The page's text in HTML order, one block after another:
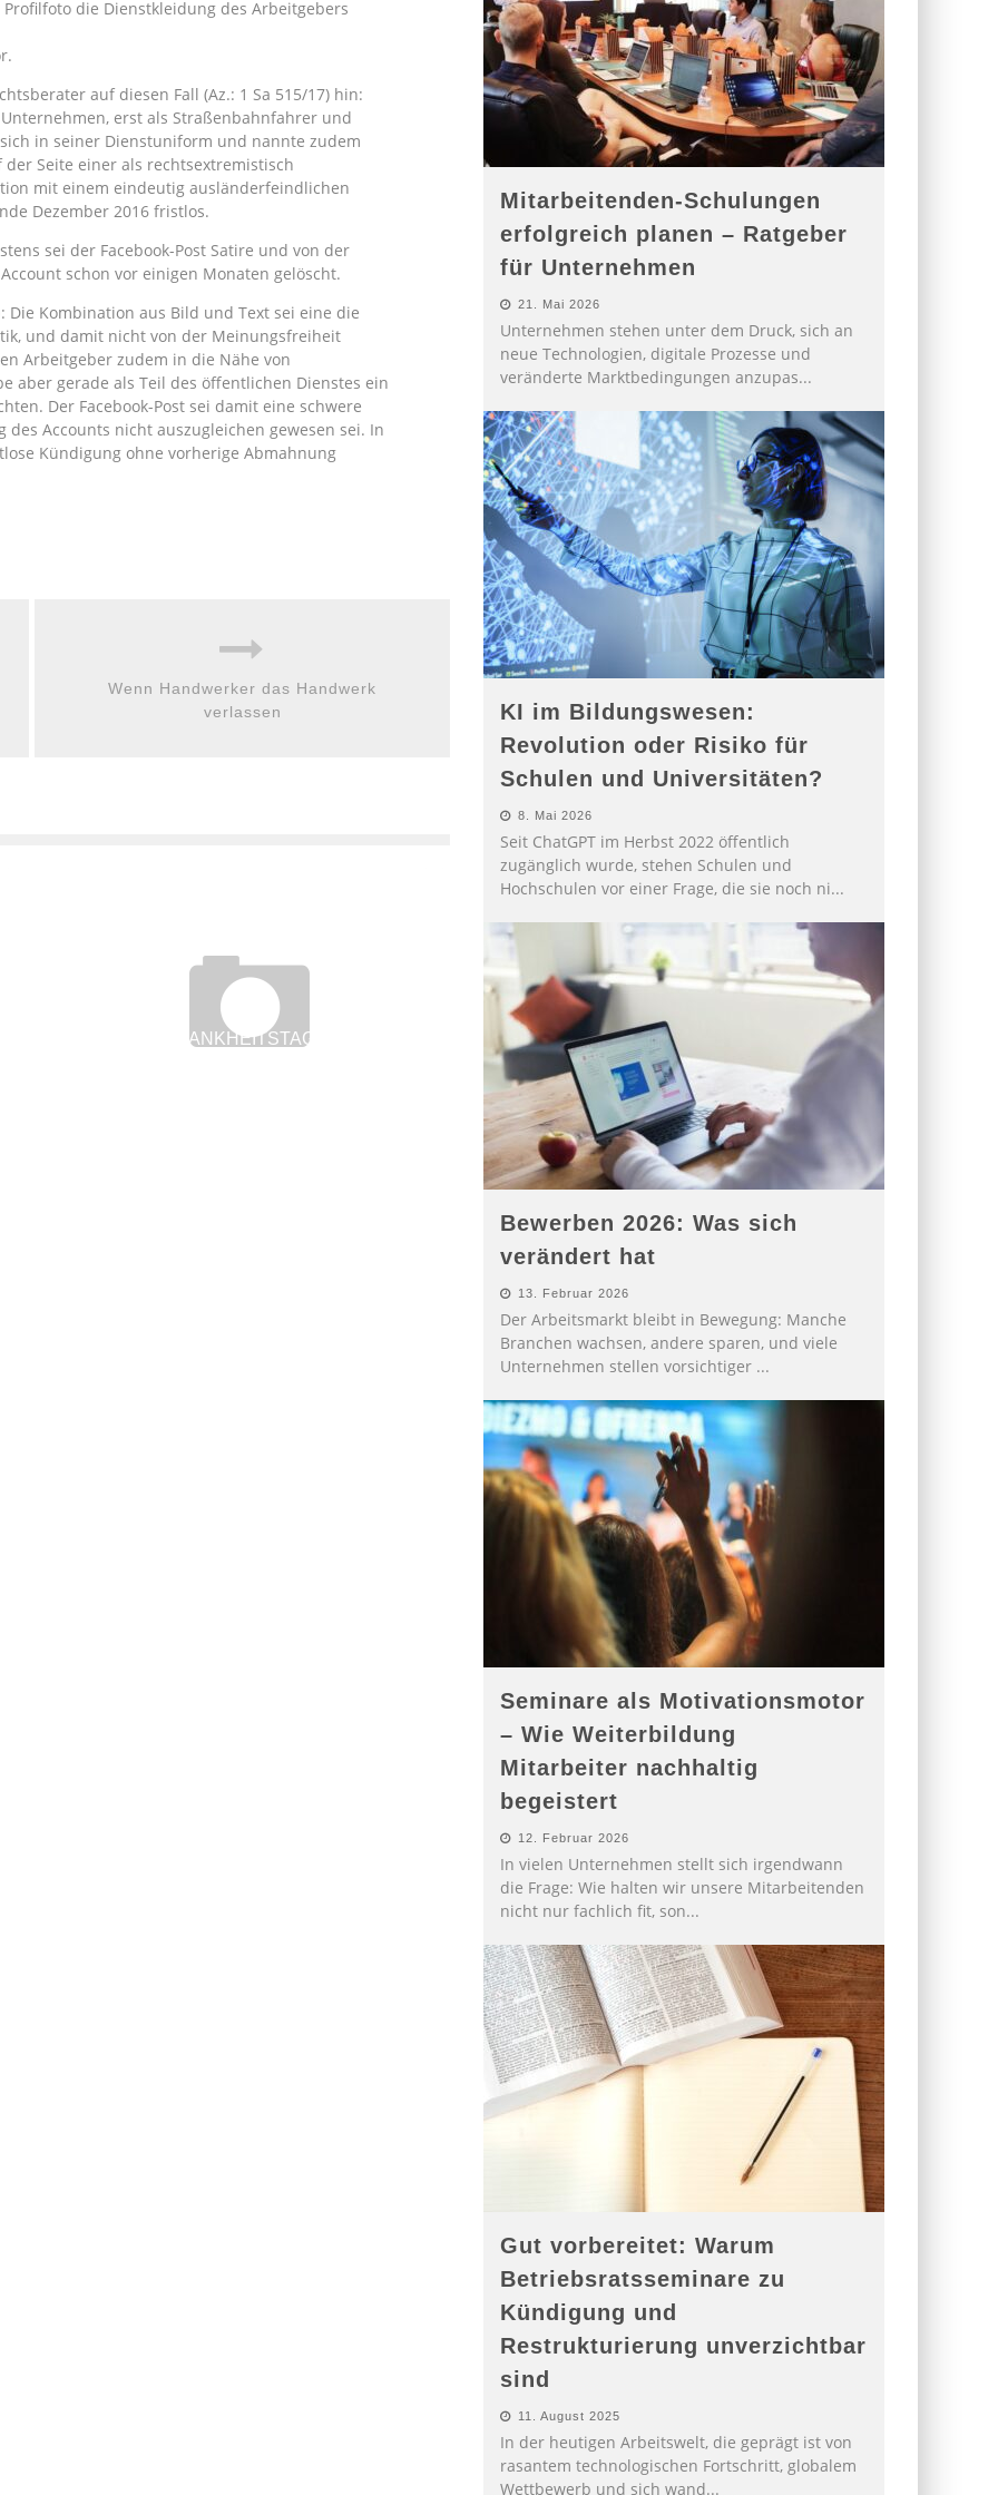
die Dienstkleidung des Arbeitgebers
auf diesen Fall (Az.: 1 Sa 515/17) hin:
erst als Straßenbahnfahrer und
in seiner Dienstuniform und nannte zudem
Seite einer als rechtsextremistisch
mit einem eindeutig ausländerfeindlichen
Dezember 2016 fristlos.
sei der Facebook-Post Satire und von der
schon vor einigen Monaten gelöscht.
Die Kombination aus Bild und Text sei eine die
und damit nicht von der Meinungsfreiheit
Arbeitgeber zudem in die Nähe von
aber gerade als Teil des öffentlichen Dienstes ein
Der Facebook-Post sei damit eine schwere
Accounts nicht auszugleichen gewesen sei. In
Kündigung ohne vorherige Abmahnung
Wenn Handwerker das Handwerk
verlassen
VIELE KRANKHEITSTAGE: NICHT
Mitarbeitenden-Schulungen
erfolgreich planen – Ratgeber
für Unternehmen
21. Mai 2026
Unternehmen stehen unter dem Druck, sich an
neue Technologien, digitale Prozesse und
veränderte Marktbedingungen anzupas...
KI im Bildungswesen:
Revolution oder Risiko für
Schulen und Universitäten?
8. Mai 2026
Seit ChatGPT im Herbst 2022 öffentlich
zugänglich wurde, stehen Schulen und
Hochschulen vor einer Frage, die sie noch ni...
Bewerben 2026: Was sich
verändert hat
13. Februar 2026
Der Arbeitsmarkt bleibt in Bewegung: Manche
Branchen wachsen, andere sparen, und viele
Unternehmen stellen vorsichtiger ...
Seminare als Motivationsmotor
– Wie Weiterbildung
Mitarbeiter nachhaltig
begeistert
12. Februar 2026
In vielen Unternehmen stellt sich irgendwann
die Frage: Wie halten wir unsere Mitarbeitenden
nicht nur fachlich fit, son...
Gut vorbereitet: Warum
Betriebsratsseminare zu
Kündigung und
Restrukturierung unverzichtbar
sind
11. August 2025
In der heutigen Arbeitswelt, die geprägt ist von
rasantem technologischen Fortschritt, globalem
Wettbewerb und sich wand...